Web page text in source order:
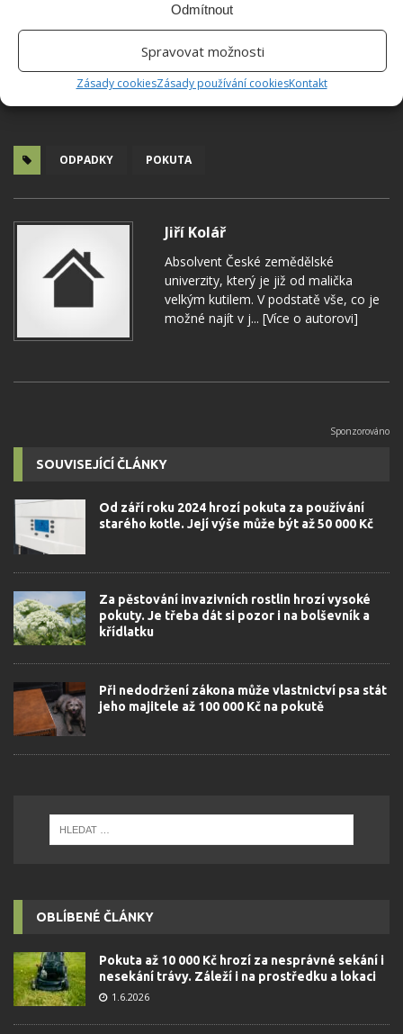
Odmítnout
Spravovat možnosti
Zásady cookiesZásady používání cookiesKontakt
ODPADKY POKUTA
Jiří Kolář
Absolvent České zemědělské
univerzity, který je již od malička
velkým kutilem. V podstatě vše, co je
možné najít v j... [Více o autorovi]
SOUVISEJÍCÍ ČLÁNKY
Od září roku 2024 hrozí pokuta za používání
starého kotle. Její výše může být až 50 000 Kč
Za pěstování invazivních rostlin hrozí vysoké
pokuty. Je třeba dát si pozor i na bolševník a
křídlatku
Při nedodržení zákona může vlastnictví psa stát
jeho majitele až 100 000 Kč na pokutě
OBLÍBENÉ ČLÁNKY
Pokuta až 10 000 Kč hrozí za nesprávné sekání i
nesekání trávy. Záleží i na prostředku a lokaci
1.6.2026